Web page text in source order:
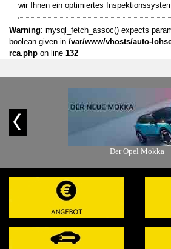
wir Ihnen ein optimiertes
Warning: mysql_fetch_assoc() expects
boolean given in /var/www/vhosts/auto-
rca.php on line 132
Der Opel Mokka